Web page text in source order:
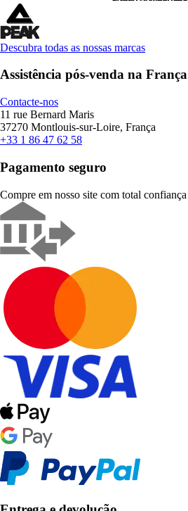
Descubra todas as nossas marcas
Assistência pós-venda na França
Contacte-nos
11 rue Bernard Maris
37270 Montlouis-sur-Loire, França
+33 1 86 47 62 58
Pagamento seguro
Compre em nosso site com total confiança